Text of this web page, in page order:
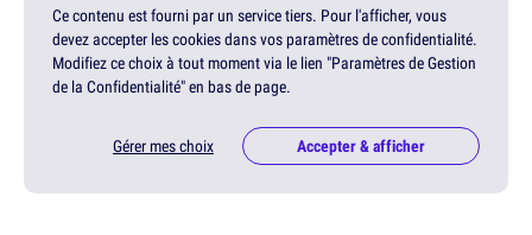
Ce contenu est fourni par un service tiers. Pour l'afficher, vous
devez accepter les cookies dans vos paramètres de confidentialité.
Modifiez ce choix à tout moment via le lien "Paramètres de Gestion
de la Confidentialité" en bas de page.
Gérer mes choix Accepter & afficher